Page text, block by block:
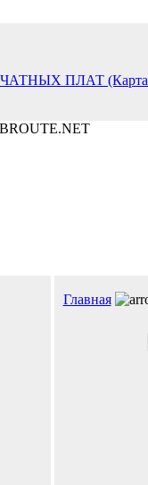
Главная